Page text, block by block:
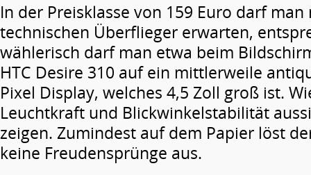
In der Preisklasse von 159 Euro darf
technischen Überflieger erwarten,
wählerisch darf man etwa beim
HTC Desire 310 auf ein mittlerweile
Pixel Display, welches 4,5 Zoll groß ist.
Leuchtkraft und Blickwinkelstabilität
zeigen. Zumindest auf dem Papier löst
keine Freudensprünge aus.